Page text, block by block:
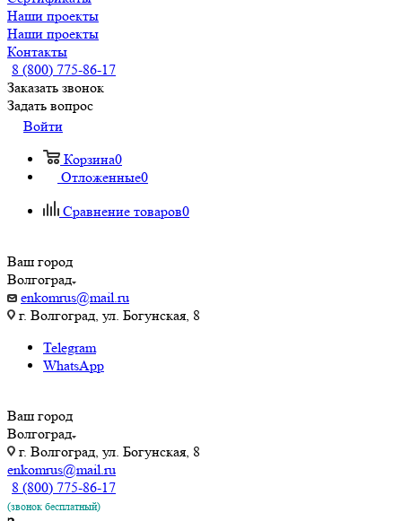
Наши проекты
Наши проекты
Контакты
8 (800) 775-86-17
Заказать звонок
Задать вопрос
Войти
Корзина0
Отложенные0
Сравнение товаров0
Ваш город
Волгоград
enkomrus@mail.ru
г. Волгоград, ул. ​Богунская, 8
Telegram
WhatsApp
Ваш город
Волгоград
г. Волгоград, ул. ​Богунская, 8
enkomrus@mail.ru
8 (800) 775-86-17
(звонок бесплатный)